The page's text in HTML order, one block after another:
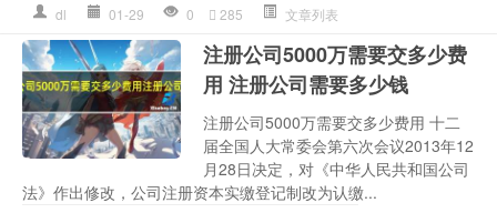
dl 01-29 0 285 文章列表
注册公司5000万需要交多少费
用 注册公司需要多少钱
注册公司5000万需要交多少费用 十二
届全国人大常委会第六次会议2013年12
月28日决定，对《中华人民共和国公司
法》作出修改，公司注册资本实缴登记制改为认缴...